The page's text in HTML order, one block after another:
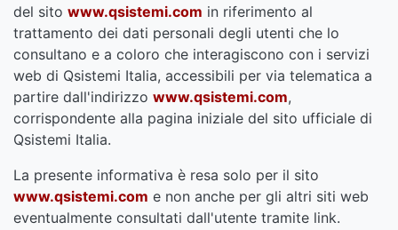
del sito www.qsistemi.com in riferimento al
trattamento dei dati personali degli utenti che lo
consultano e a coloro che interagiscono con i servizi
web di Qsistemi Italia, accessibili per via telematica a
partire dall'indirizzo www.qsistemi.com,
corrispondente alla pagina iniziale del sito ufficiale di
Qsistemi Italia.
La presente informativa è resa solo per il sito
www.qsistemi.com e non anche per gli altri siti web
eventualmente consultati dall'utente tramite link.